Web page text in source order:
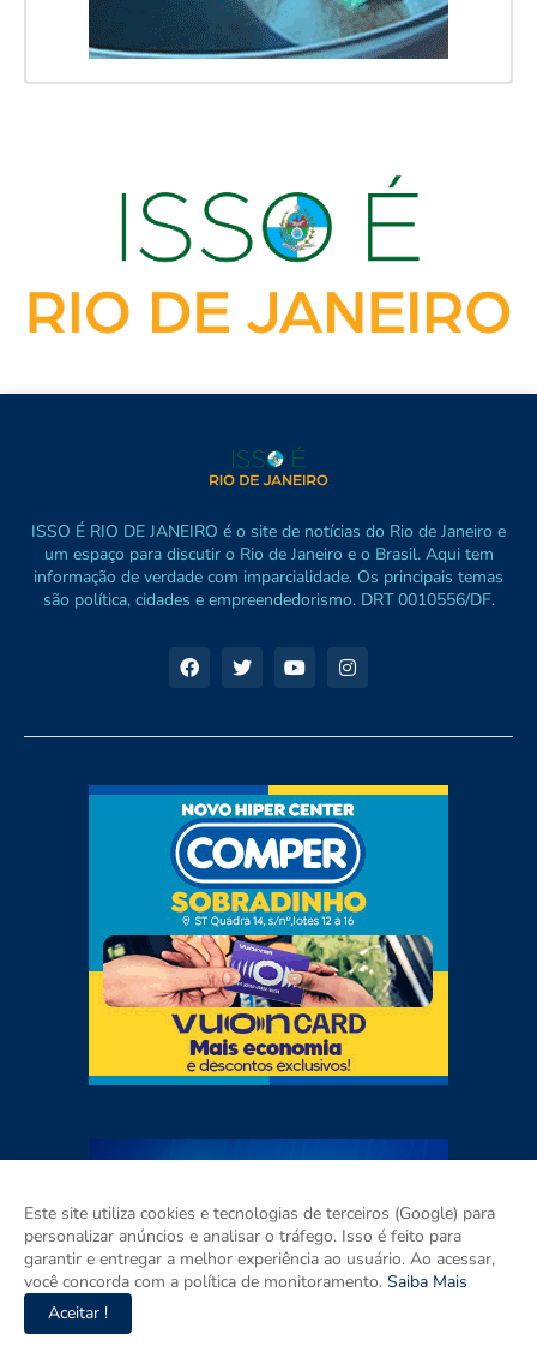
ISSO É RIO DE JANEIRO é o site de notícias do Rio de Janeiro e
um espaço para discutir o Rio de Janeiro e o Brasil. Aqui tem
informação de verdade com imparcialidade. Os principais temas
são política, cidades e empreendedorismo. DRT 0010556/DF.
Este site utiliza cookies e tecnologias de terceiros (Google) para
personalizar anúncios e analisar o tráfego. Isso é feito para
garantir e entregar a melhor experiência ao usuário. Ao acessar,
você concorda com a política de monitoramento. Saiba Mais
Aceitar !